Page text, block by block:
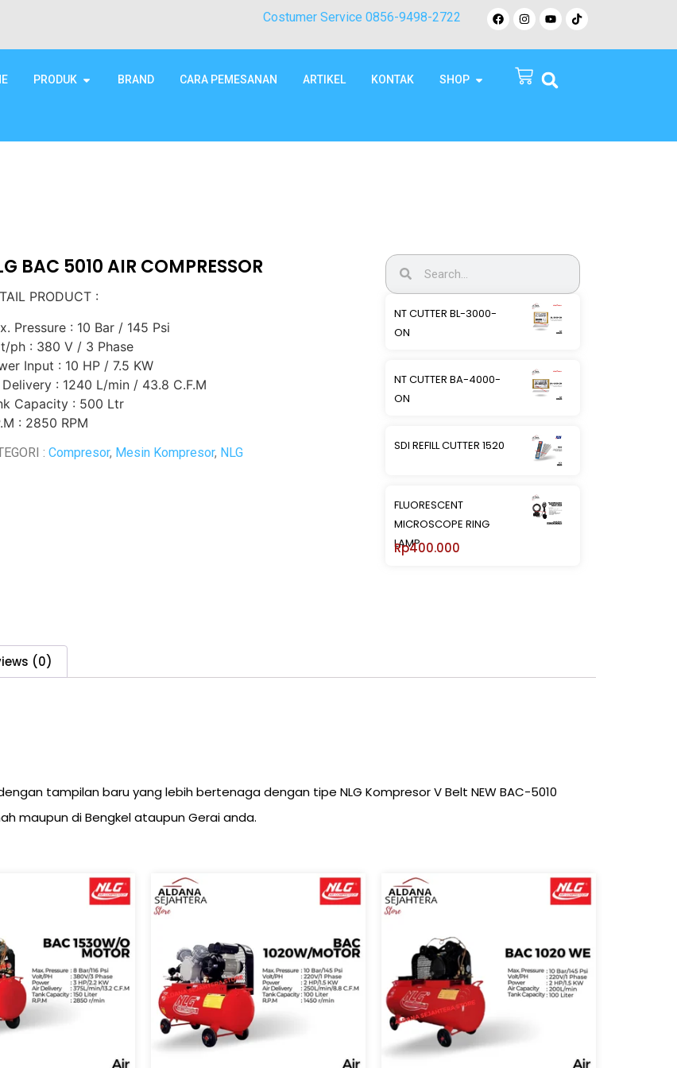
Costumer Service 0856-9498-2722
PRODUK BRAND CARA PEMESANAN ARTIKEL KONTAK SHOP
BAC 5010 AIR COMPRESSOR
PRODUCT :
Pressure : 10 Bar / 145 Psi
ph : 380 V / 3 Phase
Input : 10 HP / 7.5 KW
: 1240 L/min / 43.8 C.F.M
Capacity : 500 Ltr
: 2850 RPM
: Compresor, Mesin Kompresor, NLG
NT CUTTER BL-3000-
ON
NT CUTTER BA-4000-
ON
SDI REFILL CUTTER 1520
FLUORESCENT
MICROSCOPE RING
LAMP
Rp400.000
(0)
tampilan baru yang lebih bertenaga dengan tipe NLG Kompresor V Belt NEW BAC-5010
maupun di Bengkel ataupun Gerai anda.